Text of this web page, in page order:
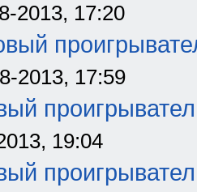
2013, 17:20
2013, 17:59
19:04